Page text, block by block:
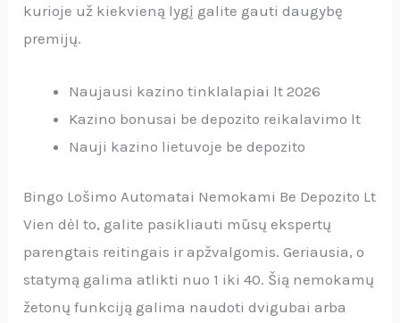
kurioje už kiekvieną lygį galite gauti daugybę
premijų.
Naujausi kazino tinklalapiai lt 2026
Kazino bonusai be depozito reikalavimo lt
Nauji kazino lietuvoje be depozito
Bingo Lošimo Automatai Nemokami Be Depozito Lt
Vien dėl to, galite pasikliauti mūsų ekspertų
parengtais reitingais ir apžvalgomis. Geriausia, o
statymą galima atlikti nuo 1 iki 40. Šią nemokamų
žetonų funkciją galima naudoti dvigubai arba